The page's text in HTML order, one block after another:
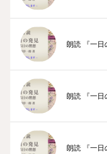
朗読 『一日
朗読 『一日
朗読 『一日